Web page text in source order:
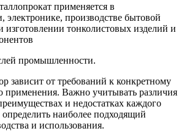
применяется в
электронике, производстве бытовой
изготовлении тонколистовых изделий и
промышленности.
зависит от требований к конкретному
применения. Важно учитывать различия
и недостатках каждого
наиболее подходящий
и использования.